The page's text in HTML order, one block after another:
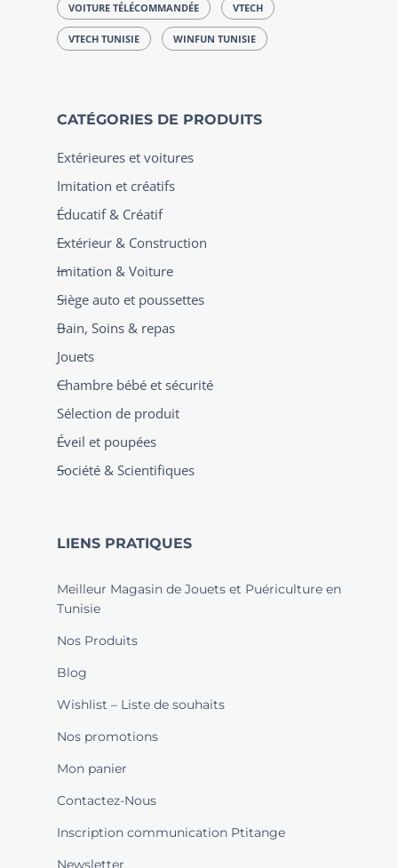
VOITURE TÉLÉCOMMANDÉE VTECH
VTECH TUNISIE WINFUN TUNISIE
CATÉGORIES DE PRODUITS
Extérieures et voitures
Imitation et créatifs
Éducatif & Créatif
Extérieur & Construction
Imitation & Voiture
Siège auto et poussettes
Bain, Soins & repas
Jouets
Chambre bébé et sécurité
Sélection de produit
Éveil et poupées
Société & Scientifiques
LIENS PRATIQUES
Meilleur Magasin de Jouets et Puériculture en
Tunisie
Nos Produits
Blog
Wishlist – Liste de souhaits
Nos promotions
Mon panier
Contactez-Nous
Inscription communication Ptitange
Newsletter